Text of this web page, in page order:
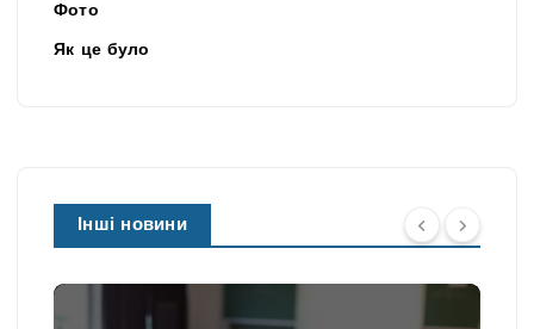
Фото
Як це було
Інші новини